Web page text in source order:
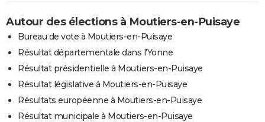
Autour des élections à Moutiers-en-Puisaye
Bureau de vote à Moutiers-en-Puisaye
Résultat départementale dans l'Yonne
Résultat présidentielle à Moutiers-en-Puisaye
Résultat législative à Moutiers-en-Puisaye
Résultats européenne à Moutiers-en-Puisaye
Résultat municipale à Moutiers-en-Puisaye